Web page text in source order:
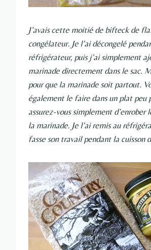
J’avais cette moitié de bifteck de
congélateur. Je l’ai décongelé
réfrigérateur, puis j’ai simplement
marinade directement dans le sac.
pour que la marinade soit partout.
également le faire dans un plat peu
assurez-vous simplement d’enrober
la marinade. Je l’ai remis au
fasse son travail pendant la cuisson